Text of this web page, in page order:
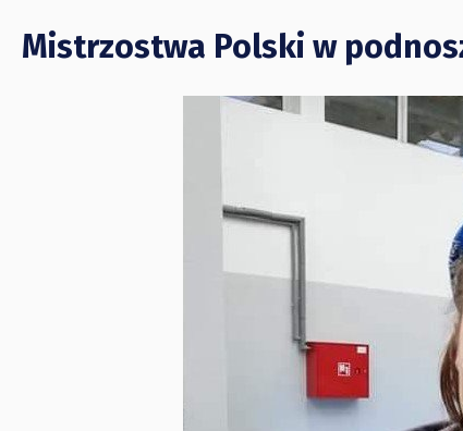
Mistrzostwa Polski w